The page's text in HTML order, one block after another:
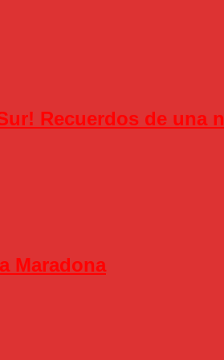
Recuerdos de una
Maradona